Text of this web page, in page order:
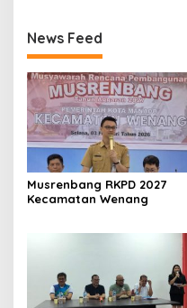
News Feed
Musrenbang RKPD 2027
Kecamatan Wenang